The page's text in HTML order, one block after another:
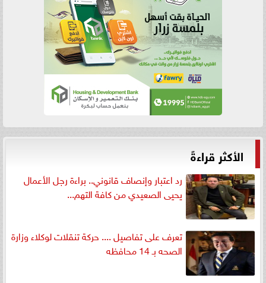
الأكثر قراءةً
رد اعتبار وإنصاف قانوني.. براءة رجل الأعمال
يحيى الصعيدي من كافة التهم...
تعرف على تفاصيل .... حركة تنقلات لوكلاء وزارة
الصحه بـ 14 محافظه